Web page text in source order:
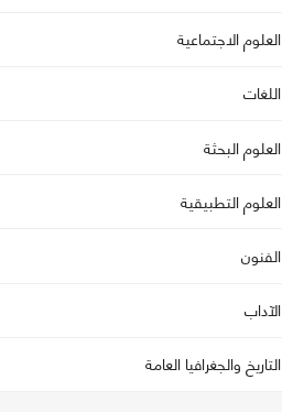
العلوم الاجتماعية
اللغات
العلوم البحثة
العلوم التطبيقية
الفنون
الآداب
التاريخ والجغرافيا العامة